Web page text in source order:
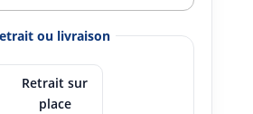
ou livraison
Retrait sur
place